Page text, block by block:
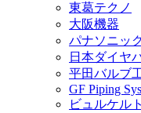
東葛テクノ
大阪機器
パナソニッ
日本ダイヤ
平田バルブ
GF Piping
ビュルケルト